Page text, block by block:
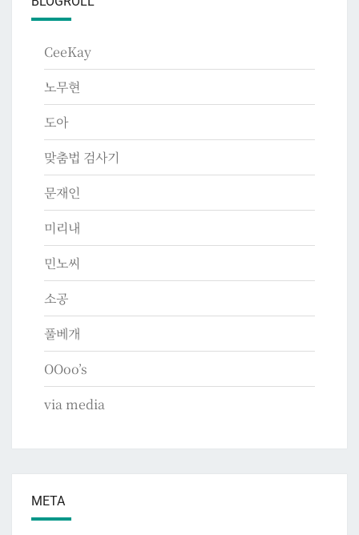
CeeKay
노무현
도아
맞춤법 검사기
문재인
미리내
민노씨
소공
풀베개
OOoo’s
via media
META